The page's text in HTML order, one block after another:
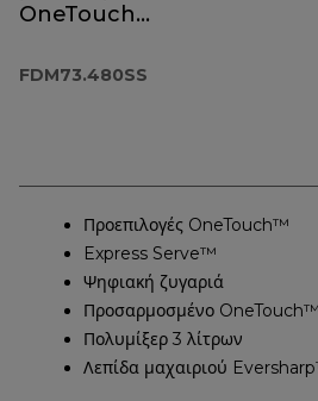
OneTouch
FDM73.480SS
Προεπιλογές OneTouch™
Express Serve™
Ψηφιακή ζυγαριά
Προσαρμοσμένο OneTouch™
Πολυμίξερ 3 λίτρων
Λεπίδα μαχαιριού